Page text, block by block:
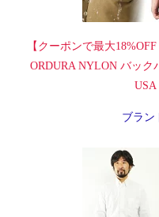
【クーポンで最大
ORDURA NYLON バッ
USA
ブラン